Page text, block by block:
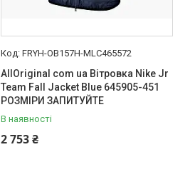
FRYH-OB157H-MLC465572
AllOriginal com ua Вітровка Nike Jr
Team Fall Jacket Blue 645905-451
РОЗМІРИ ЗАПИТУЙТЕ
В наявності
2 753 ₴